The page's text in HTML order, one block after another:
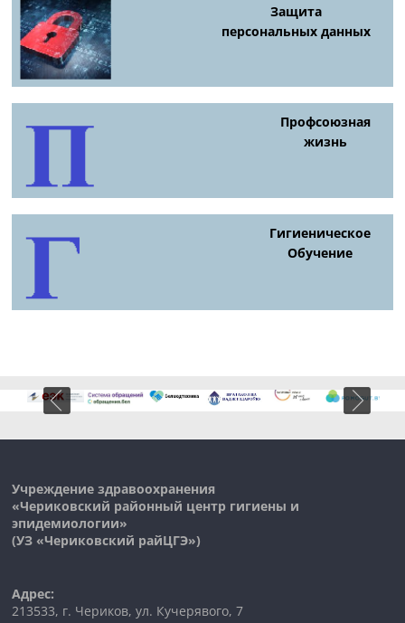
Защита
персональных данных
Профсоюзная
жизнь
Гигиеническое
Обучение
Учреждение здравоохранения
«Чериковский районный центр гигиены и
эпидемиологии»
(УЗ «Чериковский райЦГЭ»)
Адрес:
213533, г. Чериков, ул. Кучерявого, 7